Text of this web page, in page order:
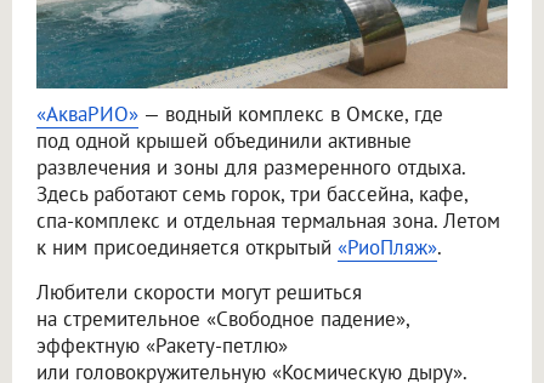
«АкваРИО» — водный комплекс в Омске, где
под одной крышей объединили активные
развлечения и зоны для размеренного отдыха.
Здесь работают семь горок, три бассейна, кафе,
спа-комплекс и отдельная термальная зона. Летом
к ним присоединяется открытый «РиоПляж».
Любители скорости могут решиться
на стремительное «Свободное падение»,
эффектную «Ракету-петлю»
или головокружительную «Космическую дыру».